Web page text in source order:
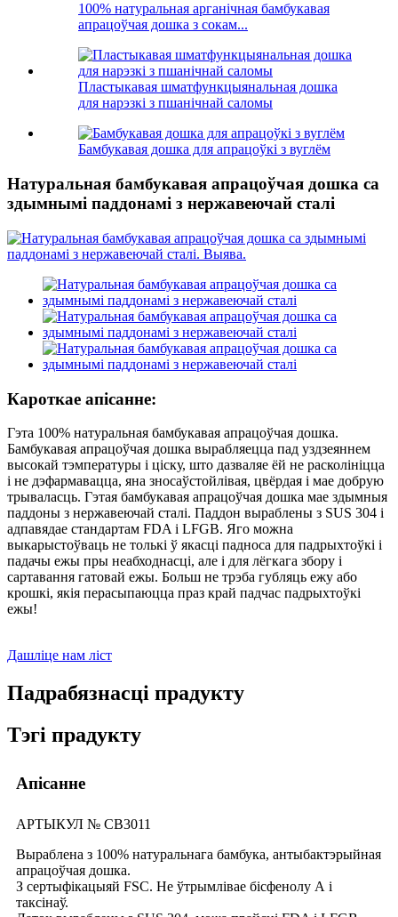
100% натуральная арганічная бамбукавая
апрацоўчая дошка з сокам...
Пластыкавая шматфункцыянальная дошка
для нарэзкі з пшанічнай саломы
Бамбукавая дошка для апрацоўкі з вуглём
Натуральная бамбукавая апрацоўчая дошка са
здымнымі паддонамі з нержавеючай сталі
Кароткае апісанне:
Гэта 100% натуральная бамбукавая апрацоўчая дошка.
Бамбукавая апрацоўчая дошка вырабляецца пад уздзеяннем
высокай тэмпературы і ціску, што дазваляе ёй не расколініцца
і не дэфармавацца, яна зносаўстойлівая, цвёрдая і мае добрую
трываласць. Гэтая бамбукавая апрацоўчая дошка мае здымныя
паддоны з нержавеючай сталі. Паддон выраблены з SUS 304 і
адпавядае стандартам FDA і LFGB. Яго можна
выкарыстоўваць не толькі ў якасці падноса для падрыхтоўкі і
падачы ежы пры неабходнасці, але і для лёгкага збору і
сартавання гатовай ежы. Больш не трэба губляць ежу або
крошкі, якія перасыпаюцца праз край падчас падрыхтоўкі
ежы!
Дашліце нам ліст
Падрабязнасці прадукту
Тэгі прадукту
Апісанне
АРТЫКУЛ № CB3011
Выраблена з 100% натуральнага бамбука, антыбактэрыйная
апрацоўчая дошка.
З сертыфікацыяй FSC. Не ўтрымлівае бісфенолу А і
таксінаў.